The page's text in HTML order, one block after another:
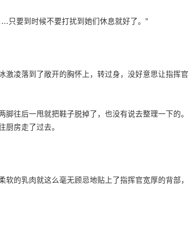
要到时候不要打扰到她们休息就好了。”
激凌落到了敞开的胸怀上，转过身，没好意思让指挥官
脚往后一甩就把鞋子脱掉了，也没有说去整理一下的。
厨房走了过去。
软的乳肉就这么毫无顾忌地贴上了指挥官宽厚的背部，